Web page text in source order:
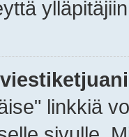
linkkiä